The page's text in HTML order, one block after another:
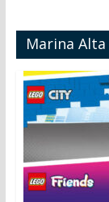
Marina Alta